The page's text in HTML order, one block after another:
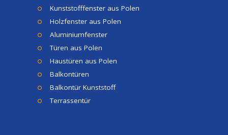
Kunststofffenster aus Polen
Holzfenster aus Polen
Aluminiumfenster
Türen aus Polen
Haustüren aus Polen
Balkontüren
Balkontür Kunststoff
Terrassentür